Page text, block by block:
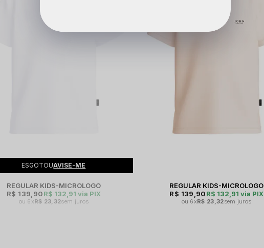
ESGOTOUAVISE-ME
REGULAR KIDS-MICROLOGO
R$ 132,91 via PIX
R$ 139,90
6xR$ 23,32sem juros
REGULAR KIDS-MICROLOGO
R$ 132,91 via PIX
R$ 139,90
6xR$ 23,32sem juros